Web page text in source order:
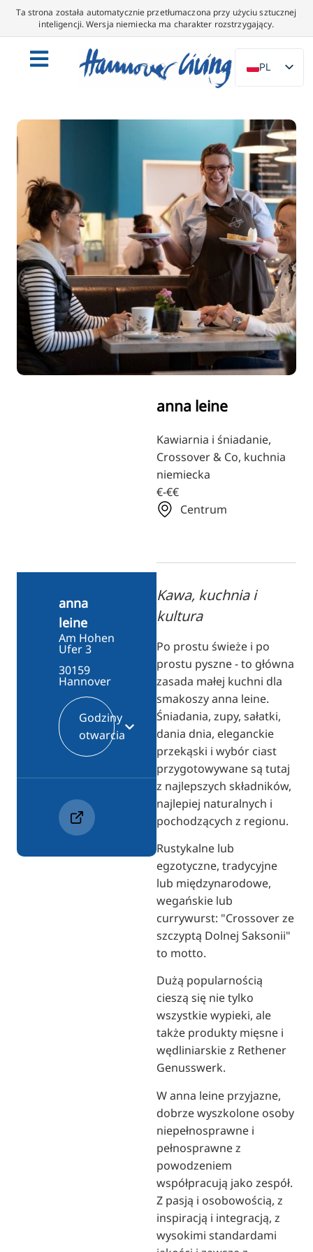
Ta strona została automatycznie przetłumaczona przy użyciu sztucznej
inteligencji. Wersja niemiecka ma charakter rozstrzygający.
PL
DE
NL
ES
IT
DA
SV
FR
PT
TR
RU
FI
ZH
UK
BG
anna leine
Kawiarnia i śniadanie,
Crossover & Co, kuchnia
niemiecka
€-€€
Centrum
Kawa, kuchnia i
kultura
Po prostu świeże i po
prostu pyszne - to główna
zasada małej kuchni dla
smakoszy anna leine.
Śniadania, zupy, sałatki,
dania dnia, eleganckie
przekąski i wybór ciast
przygotowywane są tutaj
z najlepszych składników,
najlepiej naturalnych i
pochodzących z regionu.
Rustykalne lub
egzotyczne, tradycyjne
lub międzynarodowe,
wegańskie lub
currywurst: "Crossover ze
szczyptą Dolnej Saksonii"
to motto.
Dużą popularnością
cieszą się nie tylko
wszystkie wypieki, ale
także produkty mięsne i
wędliniarskie z Rethener
Genusswerk.
W anna leine przyjazne,
dobrze wyszkolone osoby
niepełnosprawne i
pełnosprawne z
powodzeniem
współpracują jako zespół.
Z pasją i osobowością, z
inspiracją i integracją, z
wysokimi standardami
anna
leine
Am Hohen
Ufer 3
30159
Hannover
Godziny
otwarcia